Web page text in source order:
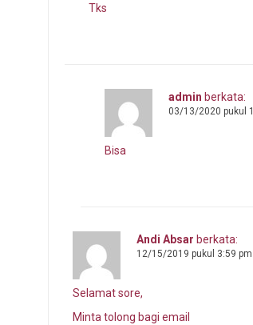
Tks
admin berkata:
03/13/2020 pukul
Bisa
Andi Absar berkata:
12/15/2019 pukul 3:59 pm
Selamat sore,
Minta tolong bagi email